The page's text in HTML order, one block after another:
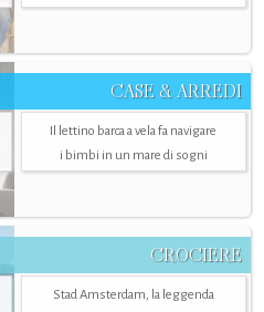
CASE & ARREDI
Il lettino barca a vela fa navigare
i bimbi in un mare di sogni
CROCIERE
Stad Amsterdam, la leggenda